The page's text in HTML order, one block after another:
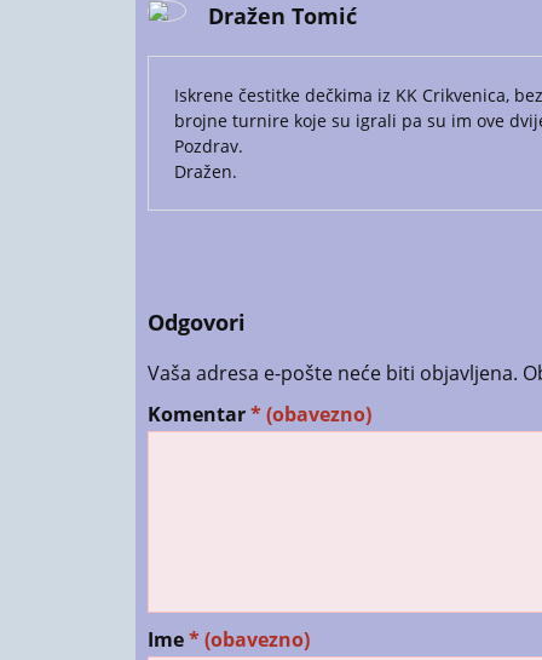
Dražen Tomić
Iskrene čestitke dečkima iz KK Crikvenica,
brojne turnire koje su igrali pa su im ove
Pozdrav.
Dražen.
Odgovori
Vaša adresa e-pošte neće biti objavljena.
Komentar* (obavezno)
Ime* (obavezno)